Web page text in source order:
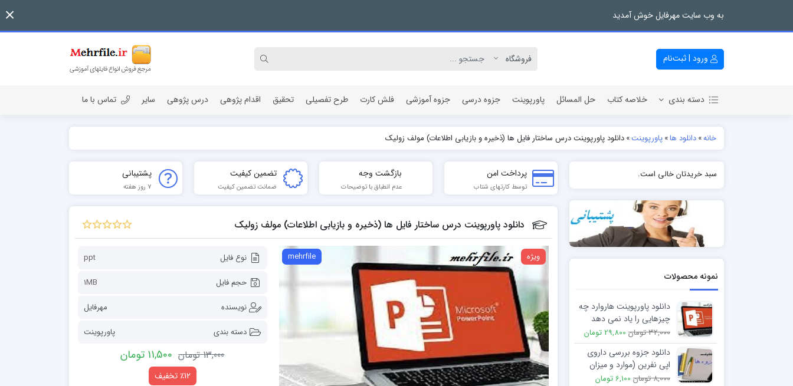
به وب سایت مهرفایل خوش آمدید
ورود | ثبت‌نام
دسته بندی
مقاله پژوهشی
خلاصه کتاب حل المسائل پاورپوینت جزوه درسی جزوه آموزشی فلش کارت طرح تفصیلی تحقیق اقدام پژوهی درس پژوهی سایر تماس با ما
خانه»دانلود ها»پاورپوینت»دانلود پاورپوینت درس ساختار فایل ها (ذخیره و بازیابی اطلاعات) مولف زولیک
پرداخت امن
توسط کارتهای شتاب
بازگشت وجه
عدم انطباق با توضیحات
تضمین کیفیت
ضمانت تضمین کیفیت
پشتیبانی
7 روز هفته
دانلود پاورپوینت درس ساختار فایل ها (ذخیره و بازیابی اطلاعات) مولف زولیک
ویژه mehrfile نوع فایل
ppt
حجم فایل
1MB
نویسنده
مهرفایل
دسته بندی
پاورپوینت
13,000 تومان 11,500 تومان
٪12 تخفیف
سبد خریدتان خالی است.
نمونه محصولات
دانلود پاورپوینت هاروارد چه
چیزهایی را یاد نمی دهد
(اسرار موفقیت در تجارت و
مدیریت)
32,000 تومان 29,800 تومان
دانلود جزوه بررسی داروی
اپی نفرین (موارد و میزان
مصرف ،عوارض)
8,000 تومان 6,100 تومان